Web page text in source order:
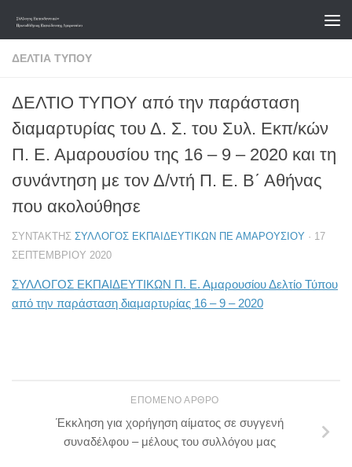
Skip to content
ΔΕΛΤΊΑ ΤΎΠΟΥ
ΔΕΛΤΙΟ ΤΥΠΟΥ από την παράσταση
διαμαρτυρίας του Δ. Σ. του Συλ. Εκπ/κών
Π. Ε. Αμαρουσίου της 16 – 9 – 2020 και τη
συνάντηση με τον Δ/ντή Π. Ε. Β΄ Αθήνας
που ακολούθησε
ΣΥΝΤΆΚΤΗΣ ΣΎΛΛΟΓΟΣ ΕΚΠΑΙΔΕΥΤΙΚΏΝ ΠΕ ΑΜΑΡΟΥΣΊΟΥ · 17
ΣΕΠΤΕΜΒΡΊΟΥ 2020
ΣΥΛΛΟΓΟΣ ΕΚΠΑΙΔΕΥΤΙΚΩΝ Π. E. Aμαρουσίου Δελτίο Τύπου
από την παράσταση διαμαρτυρίας 16 – 9 – 2020
ΕΠΌΜΕΝΟ ΆΡΘΡΟ
Έκκληση για χορήγηση αίματος σε συγγενή
συναδέλφου – μέλους του συλλόγου μας